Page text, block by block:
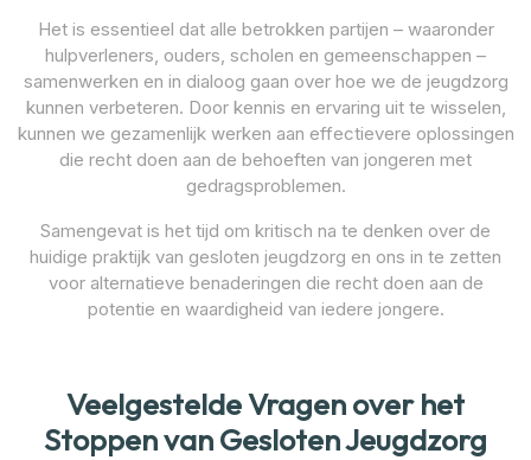
Het is essentieel dat alle betrokken partijen – waaronder
hulpverleners, ouders, scholen en gemeenschappen –
samenwerken en in dialoog gaan over hoe we de jeugdzorg
kunnen verbeteren. Door kennis en ervaring uit te wisselen,
kunnen we gezamenlijk werken aan effectievere oplossingen
die recht doen aan de behoeften van jongeren met
gedragsproblemen.
Samengevat is het tijd om kritisch na te denken over de
huidige praktijk van gesloten jeugdzorg en ons in te zetten
voor alternatieve benaderingen die recht doen aan de
potentie en waardigheid van iedere jongere.
Veelgestelde Vragen over het
Stoppen van Gesloten Jeugdzorg